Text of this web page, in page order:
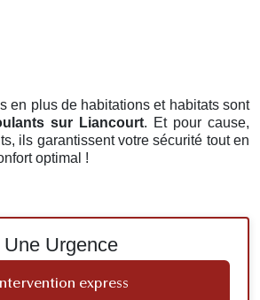
en plus de habitations et habitats sont
sur Liancourt. Et pour cause,
ils garantissent votre sécurité tout en
optimal !
Une Urgence
express